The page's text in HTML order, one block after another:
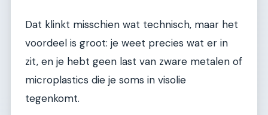
Dat klinkt misschien wat technisch, maar het
voordeel is groot: je weet precies wat er in
zit, en je hebt geen last van zware metalen of
microplastics die je soms in visolie
tegenkomt.